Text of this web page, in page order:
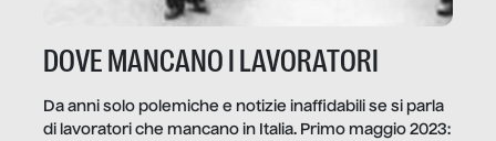
DOVE MANCANO I LAVORATORI
Da anni solo polemiche e notizie inaffidabili se si parla
di lavoratori che mancano in Italia. Primo maggio 2023: